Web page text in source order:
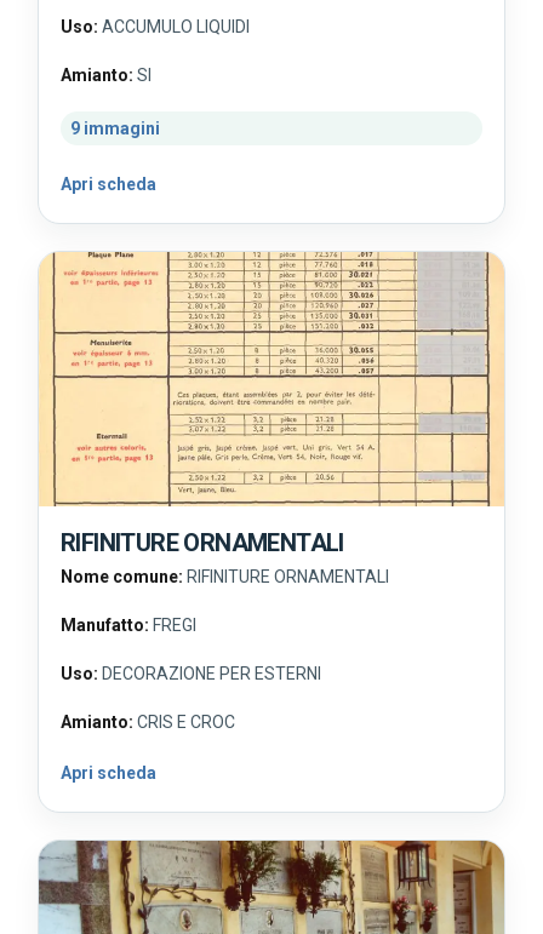
Uso: ACCUMULO LIQUIDI
Amianto: SI
9 immagini
Apri scheda
RIFINITURE ORNAMENTALI
Nome comune: RIFINITURE ORNAMENTALI
Manufatto: FREGI
Uso: DECORAZIONE PER ESTERNI
Amianto: CRIS E CROC
Apri scheda